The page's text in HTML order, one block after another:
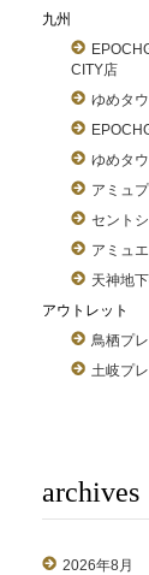
九州
CITY店
ゆめタ
ゆめタ
アミュ
セント
アミュ
天神地
アウトレット
鳥栖プ
土岐プ
archives
2026年8月